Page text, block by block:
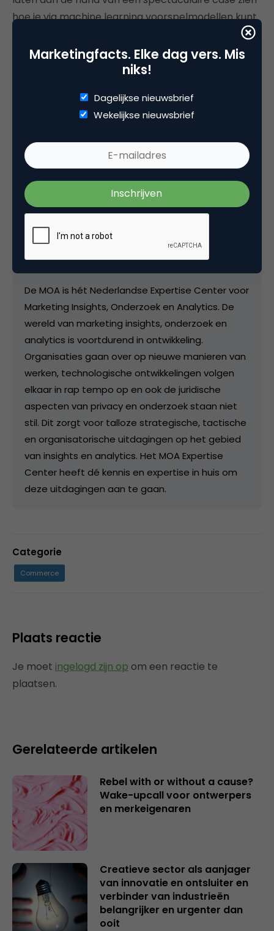
hoe je via machine learning voorspelmodellen kunt
Bekijk het programma van de dagof schrijf je direct
Deel dit artikel
Kopieer link
Website
De MOA is hét Nederlandse Expertise Center voor
Marketing Insights, Onderzoek en Analytics. De
wereld van marketing insights, onderzoek en
analytics is voortdurend in ontwikkeling.
Organisaties gaan over op nieuwe manieren van
werken, technologische ontwikkelingen volgen
elkaar in rap tempo op en ook de juridische
aspecten van privacy en onderzoek staan niet
stil. Dit zorgt voor talloze strategische, tactische
en organisatorische uitdagingen op het gebied
van insights en analytics. Het MOA Expertise
Center heeft dé kennis en expertise in huis om
deze uitdagingen aan te gaan.
Categorie
Commerce
Plaats reactie
Je moet ingelogd zijn op om een reactie te
plaatsen.
Gerelateerde artikelen
Rebel with or without a cause?
Wake-upcall voor ontwerpers
en merkeigenaren
Creatieve sector als aanjager
van innovatie en ontsluiter en
verbinder van industrieën
belangrijker en urgenter dan
ooit
Marketingfacts. Elke dag vers. Mis
niks!
Dagelijkse nieuwsbrief
Wekelijkse nieuwsbrief